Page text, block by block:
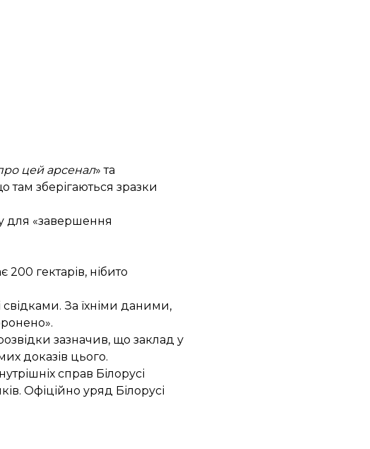
цей арсенал» та
там зберігаються зразки
для «завершення
гектарів, нібито
свідками. За їхніми даними,
зазначив, що заклад у
доказів цього.
справ Білорусі
Офіційно уряд Білорусі